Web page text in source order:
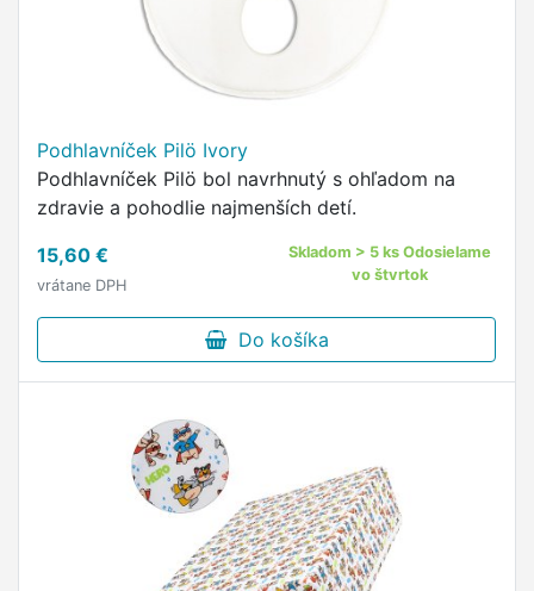
Podhlavníček Pilö Ivory
Podhlavníček Pilö bol navrhnutý s ohľadom na
zdravie a pohodlie najmenších detí.
15,60 €
vrátane DPH
Skladom > 5 ks Odosielame
vo štvrtok
Do košíka